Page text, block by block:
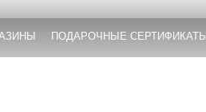
ПОДАРОЧНЫЕ СЕРТИФИКАТЫ